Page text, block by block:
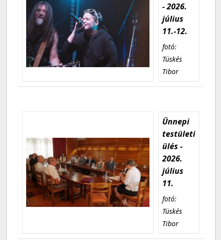
- 2026.
július
11.-12.
fotó:
Tüskés
Tibor
Ünnepi
testületi
ülés -
2026.
július
11.
fotó:
Tüskés
Tibor